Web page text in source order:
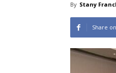
By Stany
Share